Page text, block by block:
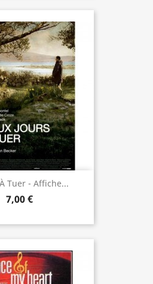
Tuer - Affiche...
7,00 €